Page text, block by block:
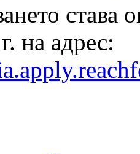
става
на адрес: